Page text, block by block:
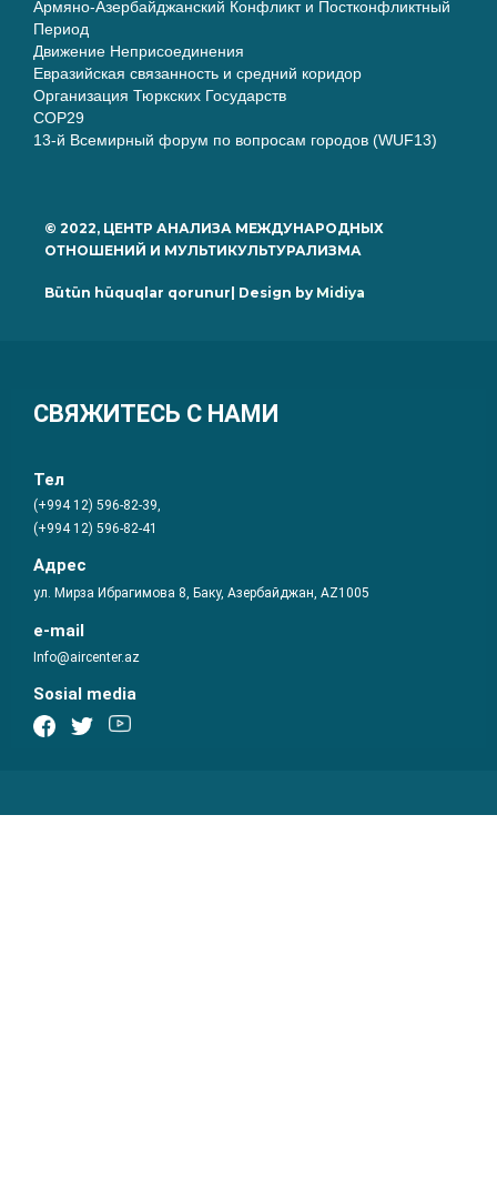
Армяно-Азербайджанский Конфликт и Постконфликтный
Период
Движение Неприсоединения
Евразийская связанность и средний коридор
Организация Тюркских Государств
COP29
13-й Всемирный форум по вопросам городов (WUF13)
© 2022, ЦЕНТР АНАЛИЗА МЕЖДУНАРОДНЫХ
ОТНОШЕНИЙ И МУЛЬТИКУЛЬТУРАЛИЗМА
Bütün hüquqlar qorunur| Design by Midiya
СВЯЖИТЕСЬ С НАМИ
Тел
(+994 12) 596-82-39,
(+994 12) 596-82-41
Адрес
ул. Мирза Ибрагимова 8, Баку, Азербайджан, AZ1005
e-mail
Info@aircenter.az
Sosial media